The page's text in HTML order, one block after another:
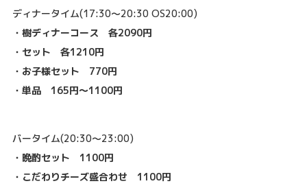
ディナータイム(17:30～20:30 OS20:00)
・樹ディナーコース 各2090円
・セット 各1210円
・お子様セット 770円
・単品 165円～1100円
バータイム(20:30～23:00)
・晩酌セット 1100円
・こだわりチーズ盛合わせ 1100円